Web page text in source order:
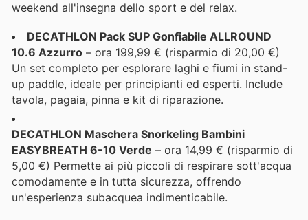
weekend all'insegna dello sport e del relax.
DECATHLON Pack SUP Gonfiabile ALLROUND
10.6 Azzurro – ora 199,99 € (risparmio di 20,00 €)
Un set completo per esplorare laghi e fiumi in stand-
up paddle, ideale per principianti ed esperti. Include
tavola, pagaia, pinna e kit di riparazione.
DECATHLON Maschera Snorkeling Bambini
EASYBREATH 6-10 Verde – ora 14,99 € (risparmio di
5,00 €) Permette ai più piccoli di respirare sott'acqua
comodamente e in tutta sicurezza, offrendo
un'esperienza subacquea indimenticabile.